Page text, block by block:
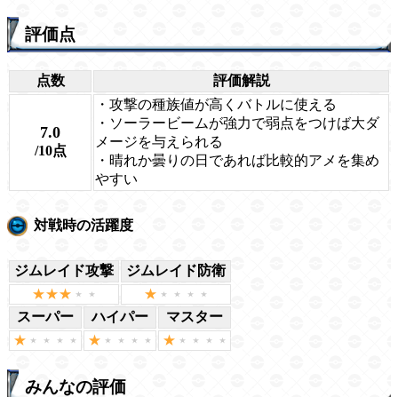
評価点
点数 評価解説
7.0
/10点
・攻撃の種族値が高くバトルに使える
・ソーラービームが強力で弱点をつけば大ダ
メージを与えられる
・晴れか曇りの日であれば比較的アメを集め
やすい
対戦時の活躍度
ジムレイド攻撃 ジムレイド防衛
スーパー ハイパー マスター
みんなの評価